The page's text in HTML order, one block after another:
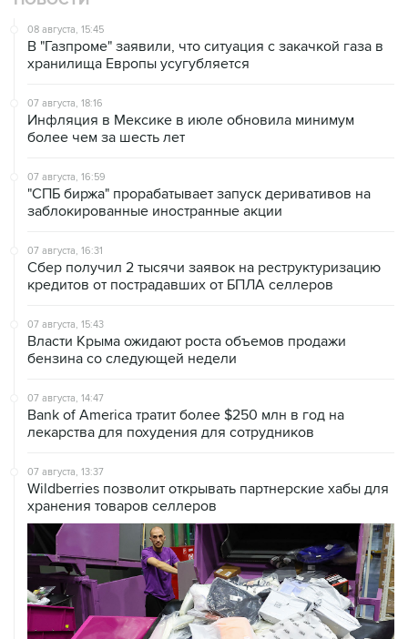
В "Газпроме" заявили, что ситуация с закачкой газа в
хранилища Европы усугубляется
07 августа, 18:16
более чем за шесть лет
07 августа, 16:59
заблокированные иностранные акции
07 августа, 16:31
кредитов от пострадавших от БПЛА селлеров
07 августа, 15:43
бензина со следующей недели
07 августа, 14:47
лекарства для похудения для сотрудников
07 августа, 13:37
хранения товаров селлеров